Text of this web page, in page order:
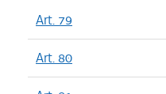
Art. 79
Art. 80